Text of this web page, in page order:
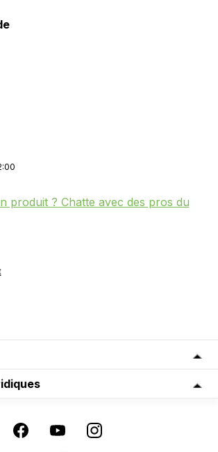
produit ? Chatte avec des pros du